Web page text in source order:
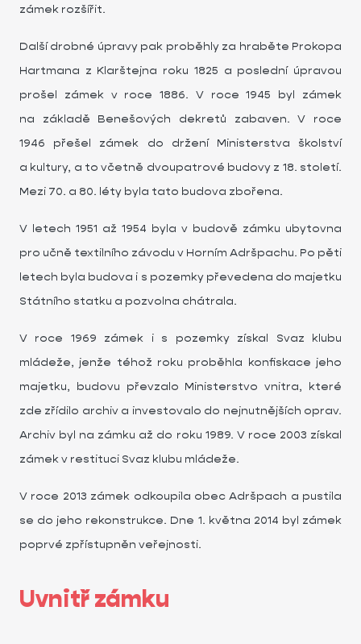
zámek rozšířit.
Další drobné úpravy pak proběhly za hraběte Prokopa
Hartmana z Klarštejna roku 1825 a poslední úpravou
prošel zámek v roce 1886. V roce 1945 byl zámek
na základě Benešových dekretů zabaven. V roce
1946 přešel zámek do držení Ministerstva školství
a kultury, a to včetně dvoupatrové budovy z 18. století.
Mezi 70. a 80. léty byla tato budova zbořena.
V letech 1951 až 1954 byla v budově zámku ubytovna
pro učně textilního závodu v Horním Adršpachu. Po pěti
letech byla budova i s pozemky převedena do majetku
Státního statku a pozvolna chátrala.
V roce 1969 zámek i s pozemky získal Svaz klubu
mládeže, jenže téhož roku proběhla konfiskace jeho
majetku, budovu převzalo Ministerstvo vnitra, které
zde zřídilo archiv a investovalo do nejnutnějších oprav.
Archiv byl na zámku až do roku 1989. V roce 2003 získal
zámek v restituci Svaz klubu mládeže.
V roce 2013 zámek odkoupila obec Adršpach a pustila
se do jeho rekonstrukce. Dne 1. května 2014 byl zámek
poprvé zpřístupněn veřejnosti.
Uvnitř zámku